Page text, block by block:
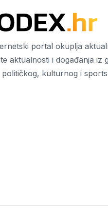
portal okuplja
aktualnosti i događanja iz
kulturnog i